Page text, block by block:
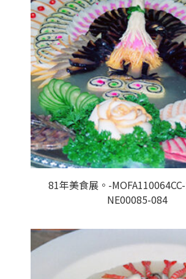
81年美食展。-
NE00085-084